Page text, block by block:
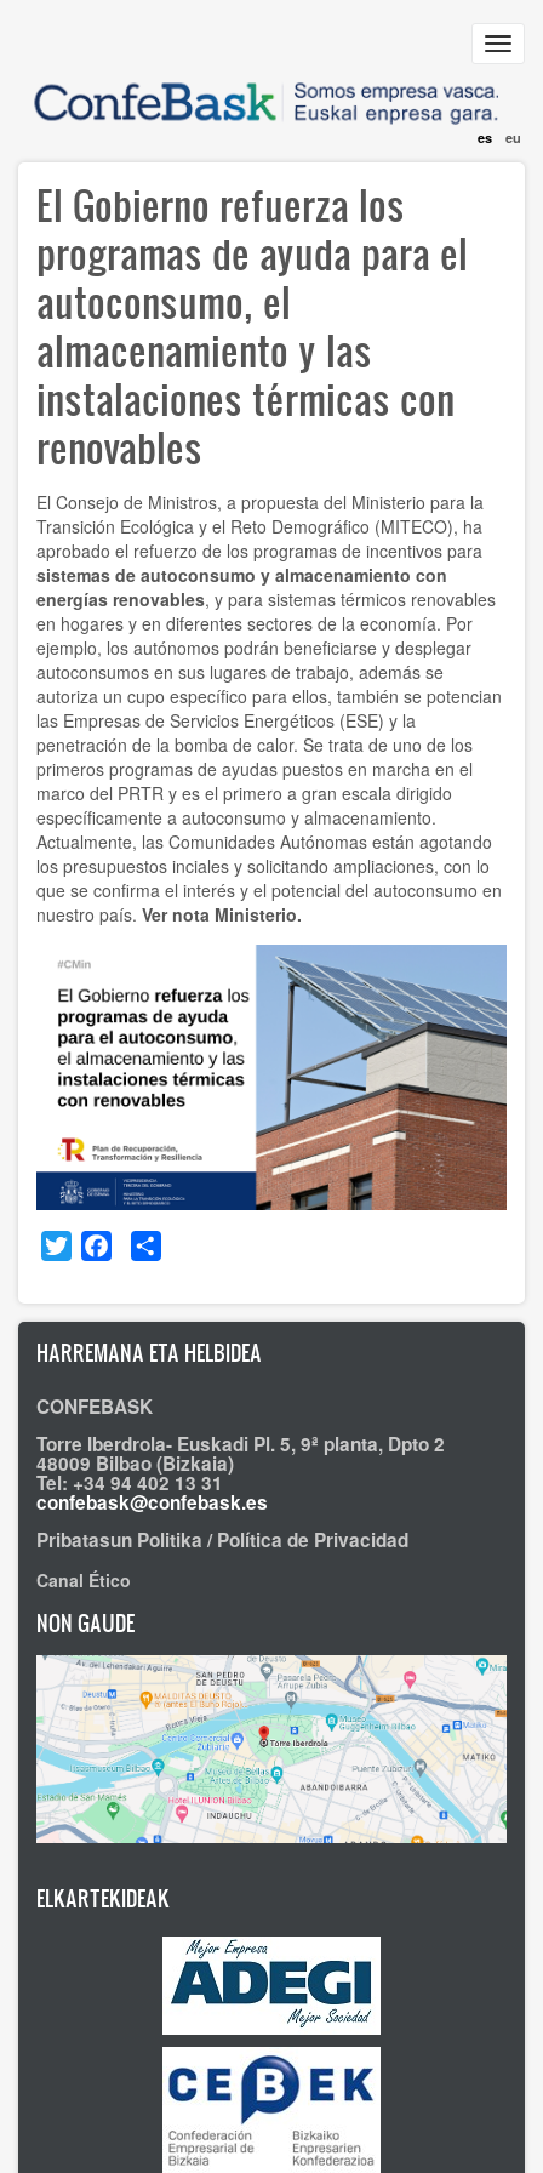
principal
es eu
El Gobierno refuerza los
programas de ayuda para el
autoconsumo, el
almacenamiento y las
instalaciones térmicas con
renovables
El Consejo de Ministros, a propuesta del Ministerio para la
Transición Ecológica y el Reto Demográfico (MITECO), ha
aprobado el refuerzo de los programas de incentivos para
sistemas de autoconsumo y almacenamiento con
energías renovables, y para sistemas térmicos renovables
en hogares y en diferentes sectores de la economía. Por
ejemplo, los autónomos podrán beneficiarse y desplegar
autoconsumos en sus lugares de trabajo, además se
autoriza un cupo específico para ellos, también se potencian
las Empresas de Servicios Energéticos (ESE) y la
penetración de la bomba de calor. Se trata de uno de los
primeros programas de ayudas puestos en marcha en el
marco del PRTR y es el primero a gran escala dirigido
específicamente a autoconsumo y almacenamiento.
Actualmente, las Comunidades Autónomas están agotando
los presupuestos inciales y solicitando ampliaciones, con lo
que se confirma el interés y el potencial del autoconsumo en
nuestro país. Ver nota Ministerio.
Twitter Facebook
HARREMANA ETA HELBIDEA
CONFEBASK
Torre Iberdrola- Euskadi Pl. 5, 9ª planta, Dpto 2
48009 Bilbao (Bizkaia)
Tel: +34 94 402 13 31
confebask@confebask.es
Pribatasun Politika / Política de Privacidad
Canal Ético
NON GAUDE
ELKARTEKIDEAK